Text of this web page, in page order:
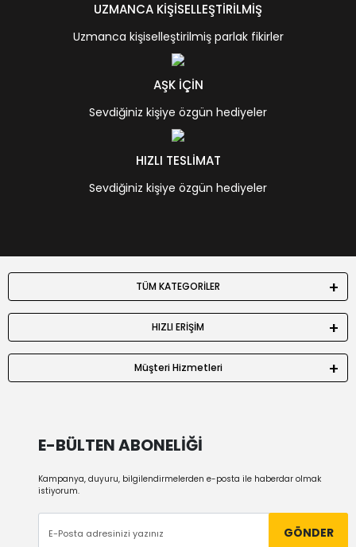
UZMANCA KİŞİSELLEŞTİRİLMİŞ
Uzmanca kişiselleştirilmiş parlak fikirler
AŞK İÇİN
Sevdiğiniz kişiye özgün hediyeler
HIZLI TESLİMAT
Sevdiğiniz kişiye özgün hediyeler
TÜM KATEGORİLER
HIZLI ERİŞİM
Müşteri Hizmetleri
E-BÜLTEN ABONELİĞİ
Kampanya, duyuru, bilgilendirmelerden e-posta ile haberdar olmak
istiyorum.
GÖNDER